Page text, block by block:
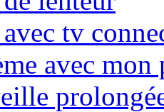
tv
avec mon